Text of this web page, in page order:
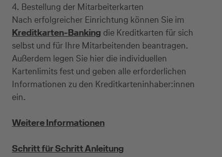
4. Bestellung der Mitarbeiterkarten
Nach erfolgreicher Einrichtung können Sie im
Kreditkarten-Banking die Kreditkarten für sich
selbst und für Ihre Mitarbeitenden beantragen.
Außerdem legen Sie hier die individuellen
Kartenlimits fest und geben alle erforderlichen
Informationen zu den Kreditkarteninhaber:innen
ein.
Weitere Informationen
Schritt für Schritt Anleitung
Private Nutzung
Geschäftliche Nutzung
Selbstständige
Freiberufler)